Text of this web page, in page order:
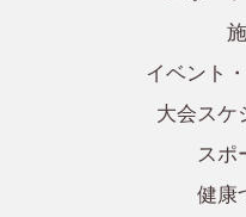
イベント
大会スケ
スポ
健康